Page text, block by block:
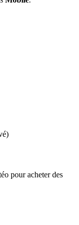
pour acheter des